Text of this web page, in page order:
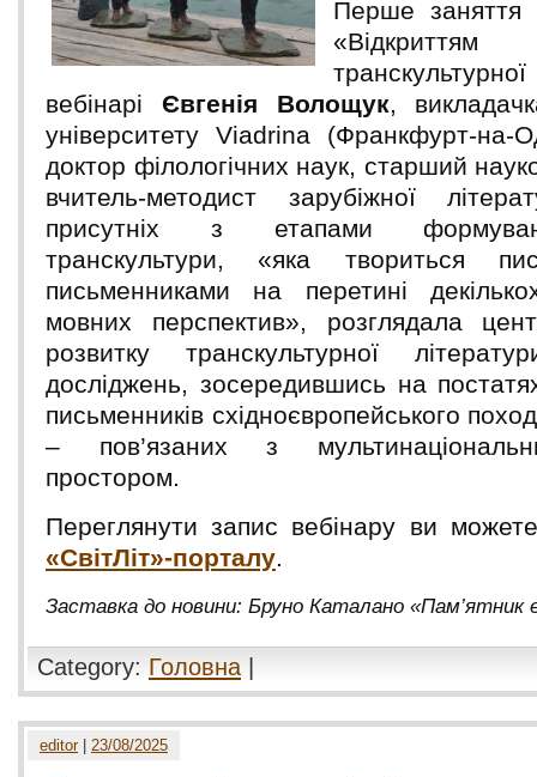
Перше заняття
вебінарі Євгенія Волощук,
університету Viadrina (Франкфурт-на-
доктор філологічних наук, старший
вчитель-методист зарубіжної
присутніх з етапами
транскультури, «яка твориться
письменниками на перетині
мовних перспектив», розглядала
розвитку транскультурної
досліджень, зосередившись на
письменників східноєвропейського
– пов’язаних з
простором.
Переглянути запис вебінару ви
«СвітЛіт»-порталу.
Заставка до новини: Бруно Каталано «Пам’ятник
Category: Головна
editor| 23/08/2025